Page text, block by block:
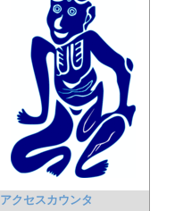
アクセスカウンタ